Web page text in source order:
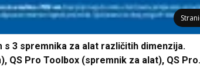
s 3 spremnika za alat različitih dimenzija.
QS Pro Toolbox (spremnik za alat), QS Pro